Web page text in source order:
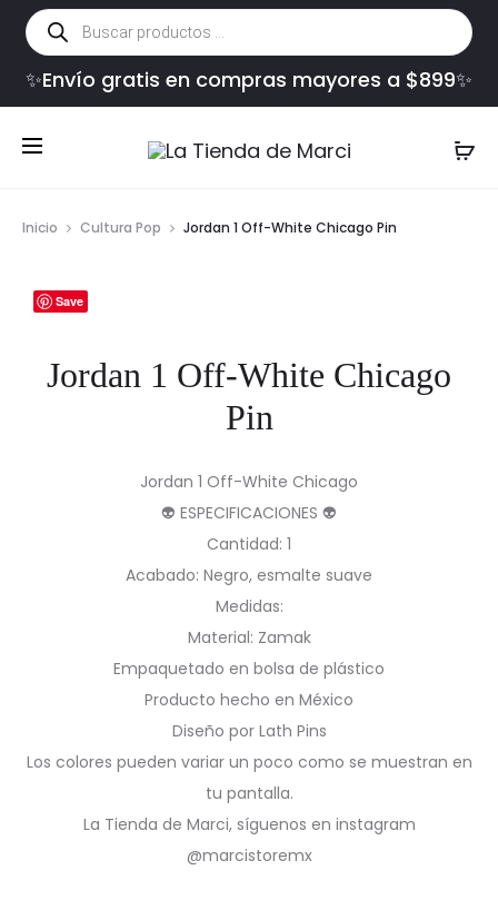
Búsqueda
de
productos
✨Envío gratis en compras mayores a $899✨
Inicio Cultura Pop Jordan 1 Off-White Chicago Pin
Save
Jordan 1 Off-White Chicago
Pin
Jordan 1 Off-White Chicago
👽 ESPECIFICACIONES 👽
Cantidad: 1
Acabado: Negro, esmalte suave
Medidas:
Material: Zamak
Empaquetado en bolsa de plástico
Producto hecho en México
Diseño por Lath Pins
Los colores pueden variar un poco como se muestran en
tu pantalla.
La Tienda de Marci, síguenos en instagram
@marcistoremx